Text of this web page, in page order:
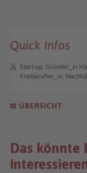
ÜBERSICHT
Quick Infos
Start-up, Gründer_in
Freiberufler_in,
Das könnte